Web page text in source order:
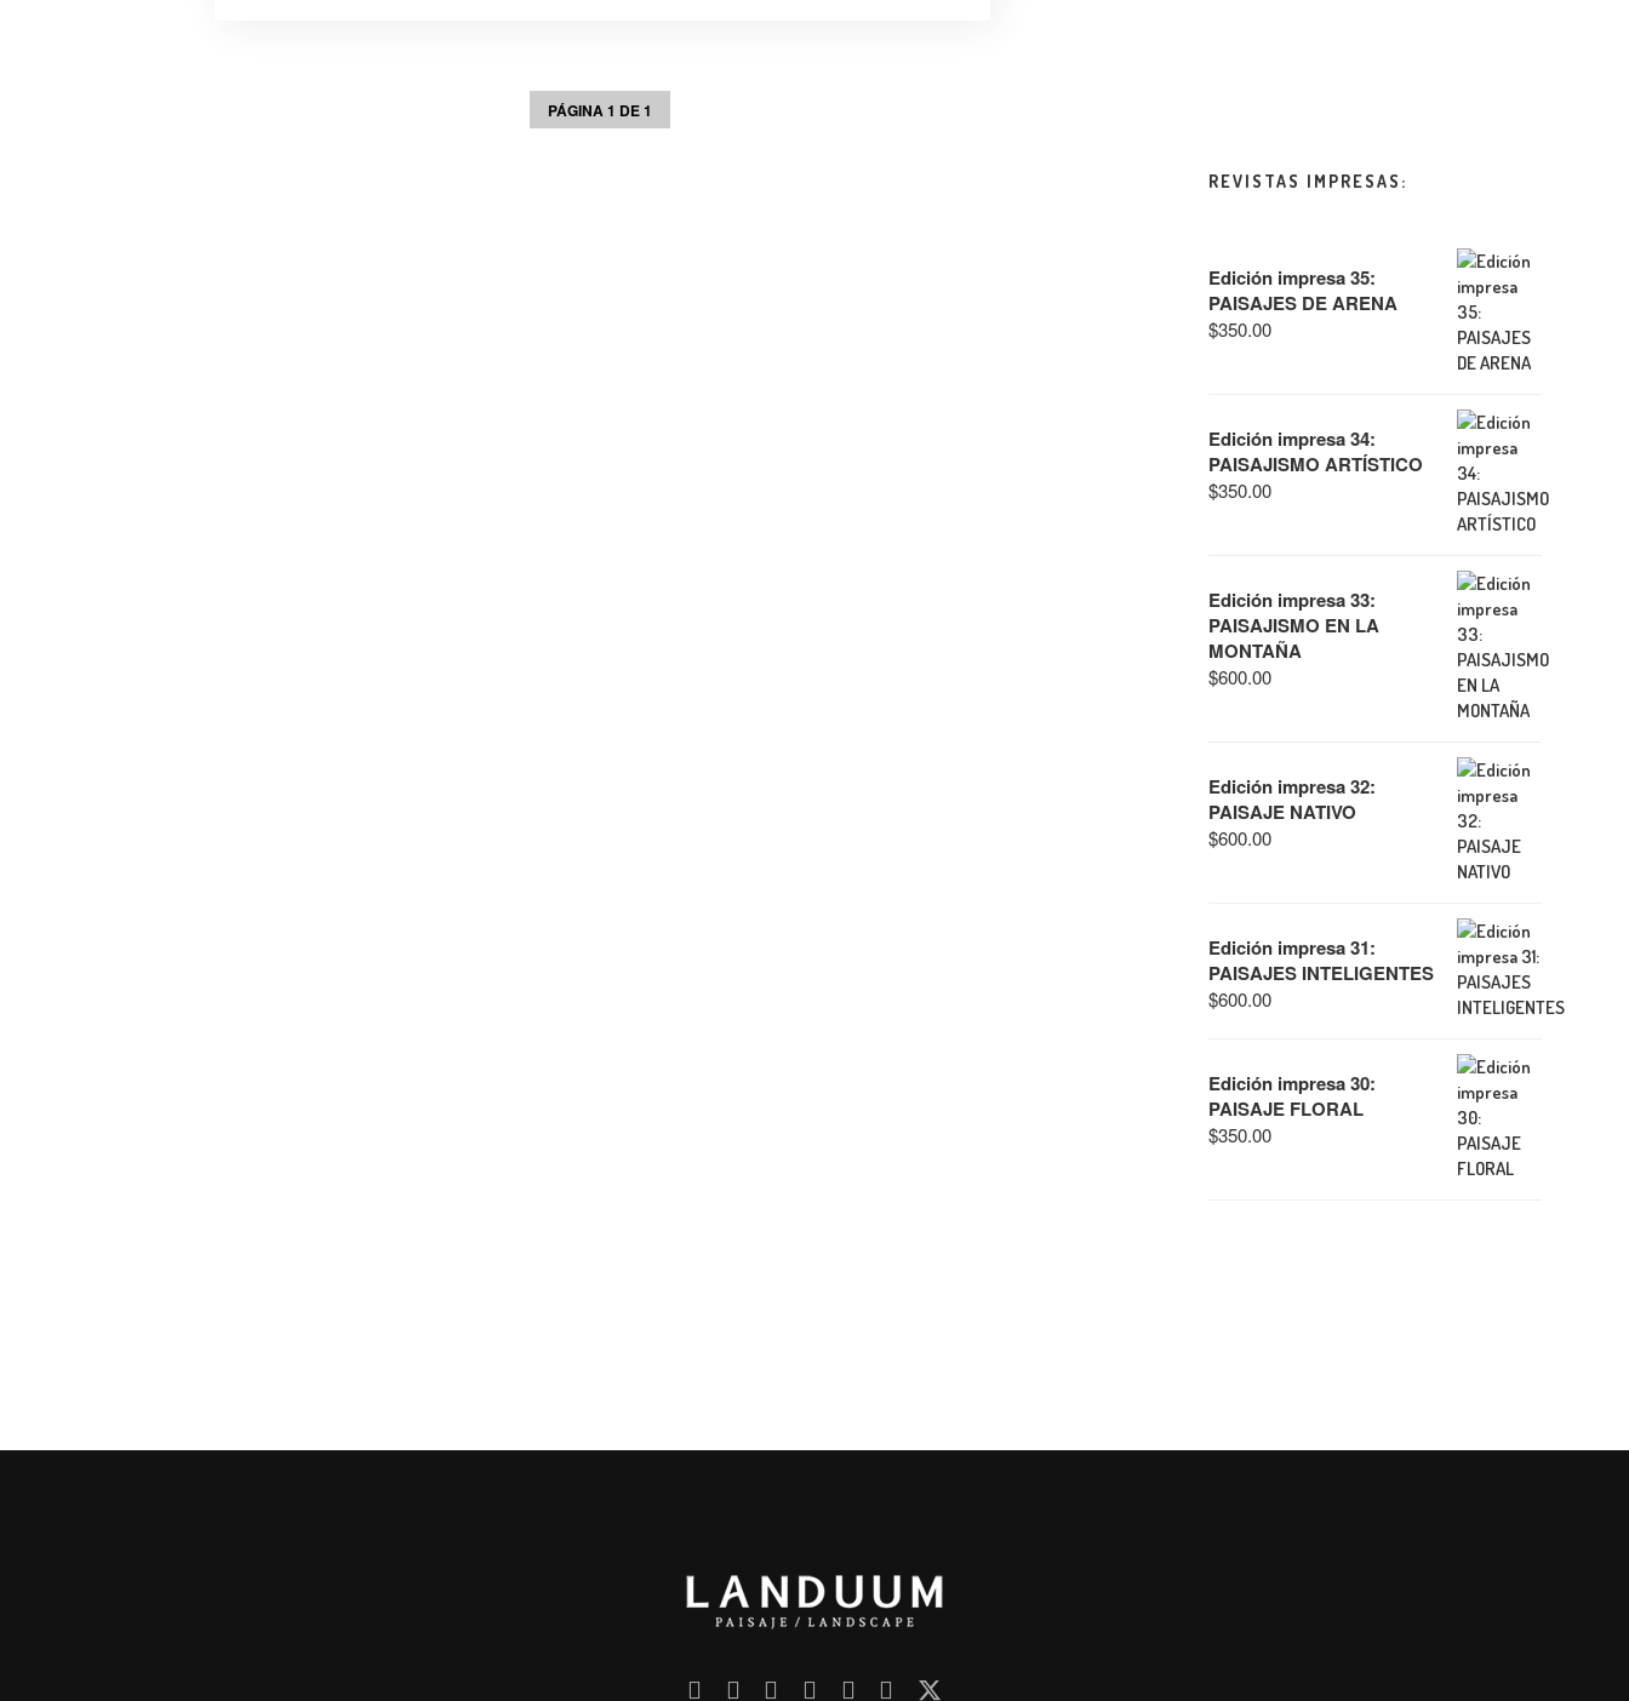
PÁGINA 1 DE 1
REVISTAS IMPRESAS:
Edición impresa 35:
PAISAJES DE ARENA
$350.00
Edición impresa 34:
PAISAJISMO ARTÍSTICO
$350.00
Edición impresa 33:
PAISAJISMO EN LA
MONTAÑA
$600.00
Edición impresa 32:
PAISAJE NATIVO
$600.00
Edición impresa 31:
PAISAJES INTELIGENTES
$600.00
Edición impresa 30:
PAISAJE FLORAL
$350.00